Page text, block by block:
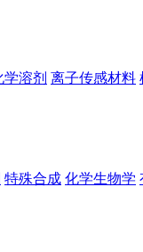
学溶剂 离子传感材料
特殊合成 化学生物学